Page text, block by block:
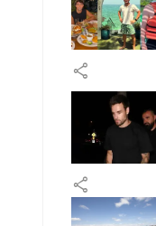
share
share